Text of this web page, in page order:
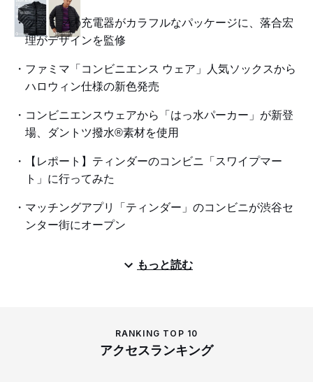
ファミマの充電器がカラフルなパッケージに、落合宏
理がデザインを監修
ファミマ「コンビニエンス ウェア」人気ソックスから
ハロウィン仕様の新色発売
コンビニエンスウェアから「はっ水パーカー」が新登
場、ダントツ撥水®素材を使用
【レポート】ティンダーのコンビニ「スワイプマー
ト」に行ってみた
マッチングアプリ「ティンダー」のコンビニが渋谷セ
ンター街にオープン
もっと読む
RANKING TOP 10
アクセスランキング